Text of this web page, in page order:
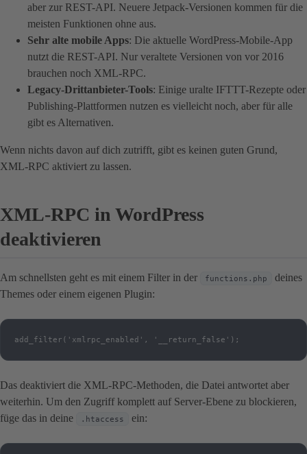
aber zur REST-API. Neuere Jetpack-Versionen kommen für die
meisten Funktionen ohne aus.
Sehr alte mobile Apps: Die aktuelle WordPress-Mobile-App
nutzt die REST-API. Nur veraltete Versionen von vor 2016
brauchen noch XML-RPC.
Legacy-Drittanbieter-Tools: Einige uralte IFTTT-Rezepte oder
Publishing-Plattformen nutzen es vielleicht noch, aber für alle
gibt es Alternativen.
Wenn nichts davon auf dich zutrifft, gibt es keinen guten Grund,
XML-RPC aktiviert zu lassen.
XML-RPC in WordPress
deaktivieren
Am schnellsten geht es mit einem Filter in der functions.php
deines
Themes oder einem eigenen Plugin:
add_filter('xmlrpc_enabled', '__return_false');
Das deaktiviert die XML-RPC-Methoden, die Datei antwortet aber
weiterhin. Um den Zugriff komplett auf Server-Ebene zu blockieren,
füge das in deine
.htaccess ein: